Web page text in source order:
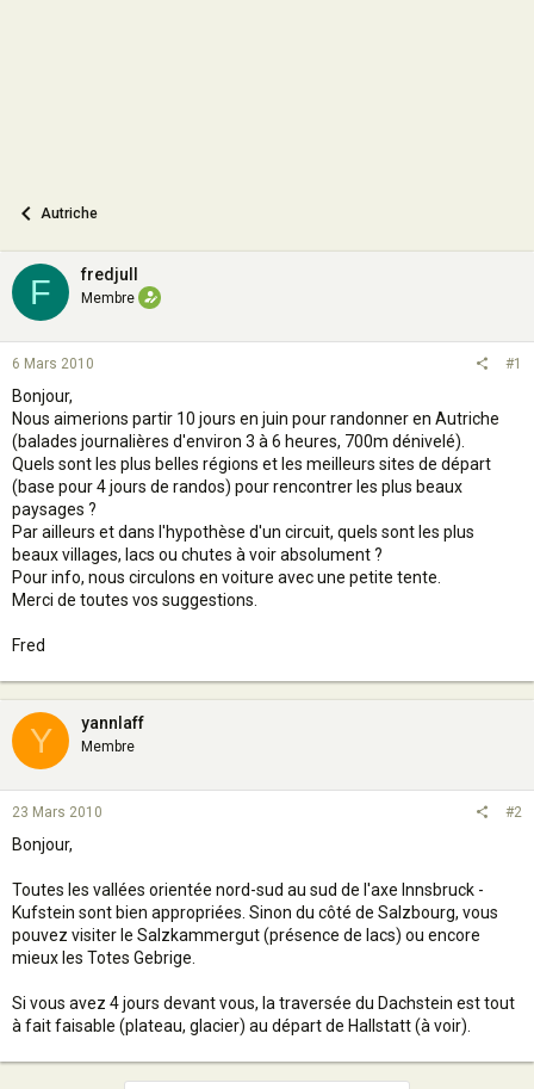
Autriche
F fredjull
Membre
6 Mars 2010 #1
Bonjour,
Nous aimerions partir 10 jours en juin pour randonner en Autriche
(balades journalières d'environ 3 à 6 heures, 700m dénivelé).
Quels sont les plus belles régions et les meilleurs sites de départ
(base pour 4 jours de randos) pour rencontrer les plus beaux
paysages ?
Par ailleurs et dans l'hypothèse d'un circuit, quels sont les plus
beaux villages, lacs ou chutes à voir absolument ?
Pour info, nous circulons en voiture avec une petite tente.
Merci de toutes vos suggestions.
Fred
Y yannlaff
Membre
23 Mars 2010 #2
Bonjour,
Toutes les vallées orientée nord-sud au sud de l'axe Innsbruck -
Kufstein sont bien appropriées. Sinon du côté de Salzbourg, vous
pouvez visiter le Salzkammergut (présence de lacs) ou encore
mieux les Totes Gebrige.
Si vous avez 4 jours devant vous, la traversée du Dachstein est tout
à fait faisable (plateau, glacier) au départ de Hallstatt (à voir).